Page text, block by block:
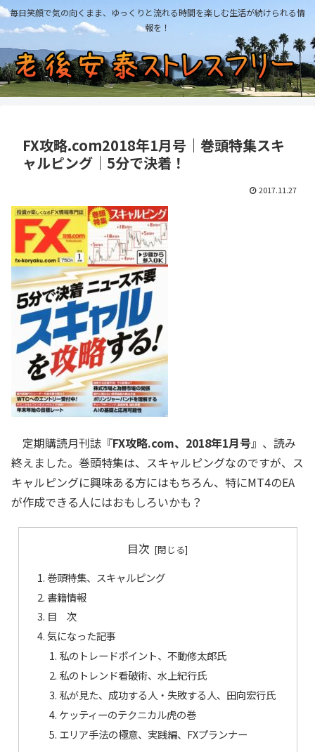
毎日笑顔で気の向くまま、ゆっくりと流れる時間を楽しむ生活が続けられる情
報を！
FX攻略.com2018年1月号｜巻頭特集スキ
ャルピング｜5分で決着！
2017.11.27
定期購読月刊誌『FX攻略.com、2018年1月号』、読み
終えました。巻頭特集は、スキャルピングなのですが、ス
キャルピングに興味ある方にはもちろん、特にMT4のEA
が作成できる人にはおもしろいかも？
目次
巻頭特集、スキャルピング
書籍情報
目 次
気になった記事
私のトレードポイント、不動修太郎氏
私のトレンド看破術、水上紀行氏
私が見た、成功する人・失敗する人、田向宏行氏
ケッティーのテクニカル虎の巻
エリア手法の極意、実践編、FXプランナー